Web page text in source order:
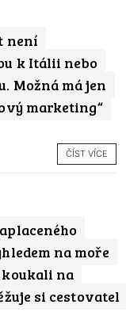
není
k Itálii nebo
Možná má jen
marketing“
ČÍST VÍCE
na moře
koukali na
si cestovatel